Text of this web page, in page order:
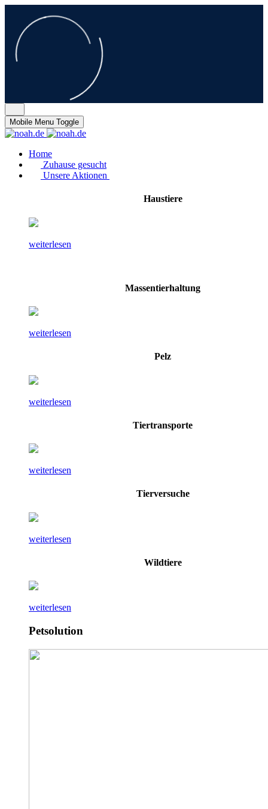
Mobile Menu Toggle
Home
Zuhause gesucht
Unsere Aktionen
Haustiere
weiterlesen
Massentierhaltung
weiterlesen
Pelz
weiterlesen
Tiertransporte
weiterlesen
Tierversuche
weiterlesen
Wildtiere
weiterlesen
Petsolution